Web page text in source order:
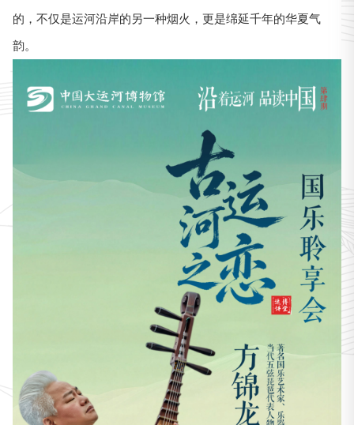
的，不仅是运河沿岸的另一种烟火，更是绵延千年的华夏气
韵。